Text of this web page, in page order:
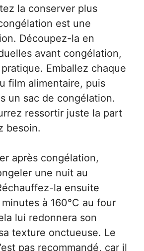
la conserver plus
est une
Découpez-la en
avant congélation,
Emballez chaque
film alimentaire, puis
un sac de congélation.
ressortir juste la part
besoin.
après congélation,
une nuit au
la ensuite
à 160°C au four
lui redonnera son
texture onctueuse. Le
pas recommandé, car il